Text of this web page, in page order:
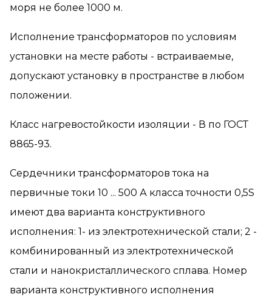
моря не более 1000 м.
Исполнение трансформаторов по условиям
установки на месте работы - встраиваемые,
допускают установку в пространстве в любом
положении.
Класс нагревостойкости изоляции - В по ГОСТ
8865-93.
Сердечники трансформаторов тока на
первичные токи 10 ... 500 А класса точности 0,5S
имеют два варианта конструктивного
исполнения: 1- из электротехнической стали; 2 -
комбинированный из электротехнической
стали и нанокристаллического сплава. Номер
варианта конструктивного исполнения